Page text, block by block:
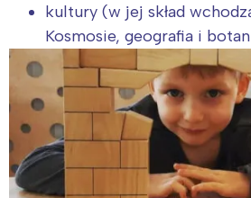
kultury (w jej skład
Kosmosie, geografia i